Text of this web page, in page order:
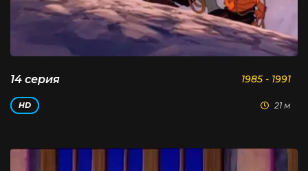
14 серия 1985 - 1991
HD 21 м